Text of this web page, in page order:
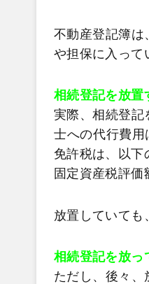
不動産登記簿は
や担保に入って
相続登記を放置
実際、相続登記
士への代行費
免許税は、以下
固定資産税評
放置していても
相続登記を放っ
ただし、後々